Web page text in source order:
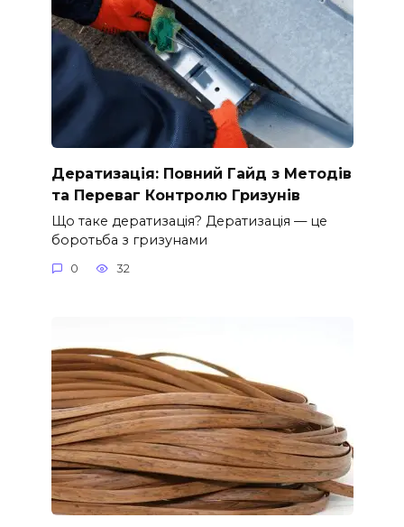
Дератизація: Повний Гайд з Методів
та Переваг Контролю Гризунів
Що таке дератизація? Дератизація — це
боротьба з гризунами
0 32